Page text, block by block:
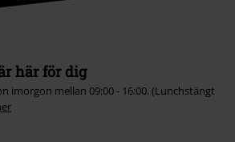
här för dig
imorgon mellan 09:00 - 16:00. (Lunchstängt